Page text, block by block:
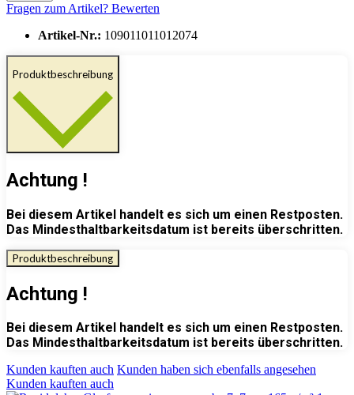
Fragen zum Artikel? Bewerten
Artikel-Nr.: 109011011012074
Produktbeschreibung
Achtung !
Bei diesem Artikel handelt es sich um einen Restposten.
Das Mindesthaltbarkeitsdatum ist bereits überschritten.
Produktbeschreibung
Achtung !
Bei diesem Artikel handelt es sich um einen Restposten.
Das Mindesthaltbarkeitsdatum ist bereits überschritten.
Kunden kauften auch Kunden haben sich ebenfalls angesehen
Kunden kauften auch